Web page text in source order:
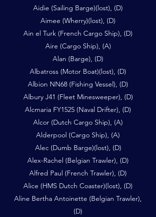
Aidie (Sailing Barge)(lost), (D)
Aimee (Wherry)(lost), (D)
Ain el Turk (French Cargo Ship), (D)
Aire (Cargo Ship), (A)
Alan (Barge), (D)
Albatross (Motor Boat)(lost), (D)
Albion NN68 (Fishing Vessel), (D)
Albury J41 (Fleet Minesweeper), (D)
Alcmaria FY1525 (Naval Drifter), (D)
Alcor (Dutch Cargo Ship), (A)
Alderpool (Cargo Ship), (A)
Alec (Dumb Barge)(lost), (D)
Alex-Rachel (Belgian Trawler), (D)
Alfred Paul (French Trawler), (D)
Alice (HMS Dutch Coaster)(lost), (D)
Aline Bertha Antoinette (Belgian Trawler),
(D)